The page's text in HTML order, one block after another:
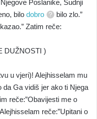
Poslanike, Sudnji
bilo dobro
bilo zlo.”
Zatim reče:
DUŽNOSTI )
u vjeri)! Alejhisselam mu
da Ga vidiš jer ako ti Njega
reče:”Obavijesti me o
reče:”Upitani o